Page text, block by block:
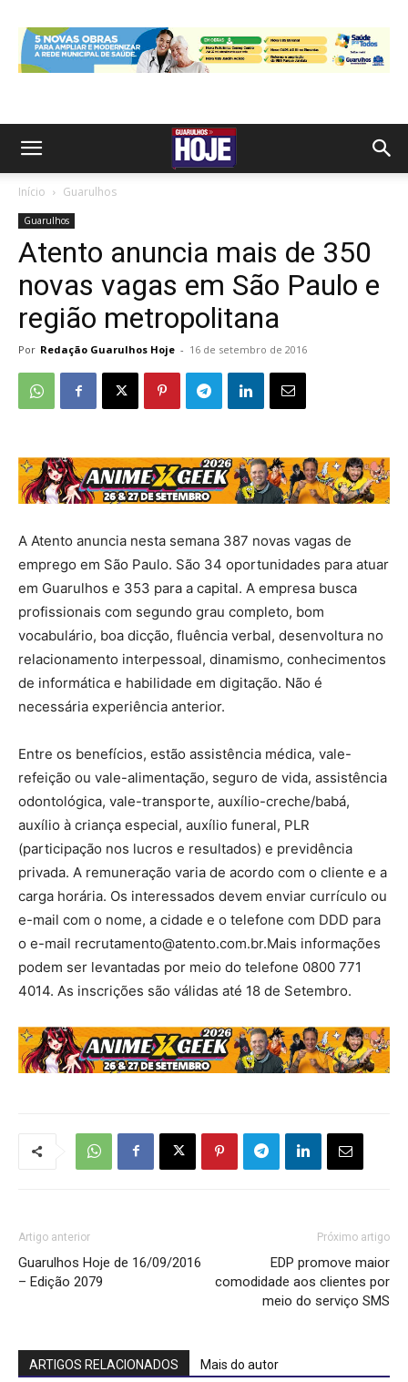
Início Guarulhos
Guarulhos
Atento anuncia mais de 350
novas vagas em São Paulo e
região metropolitana
Por Redação Guarulhos Hoje - 16 de setembro de 2016
A Atento anuncia nesta semana 387 novas vagas de
emprego em São Paulo. São 34 oportunidades para atuar
em Guarulhos e 353 para a capital. A empresa busca
profissionais com segundo grau completo, bom
vocabulário, boa dicção, fluência verbal, desenvoltura no
relacionamento interpessoal, dinamismo, conhecimentos
de informática e habilidade em digitação. Não é
necessária experiência anterior.
Entre os benefícios, estão assistência médica, vale-
refeição ou vale-alimentação, seguro de vida, assistência
odontológica, vale-transporte, auxílio-creche/babá,
auxílio à criança especial, auxílio funeral, PLR
(participação nos lucros e resultados) e previdência
privada. A remuneração varia de acordo com o cliente e a
carga horária. Os interessados devem enviar currículo ou
e-mail com o nome, a cidade e o telefone com DDD para
o e-mail recrutamento@atento.com.br.Mais informações
podem ser levantadas por meio do telefone 0800 771
4014. As inscrições são válidas até 18 de Setembro.
Artigo anterior
Guarulhos Hoje de 16/09/2016
– Edição 2079
Próximo artigo
EDP promove maior
comodidade aos clientes por
meio do serviço SMS
ARTIGOS RELACIONADOS Mais do autor